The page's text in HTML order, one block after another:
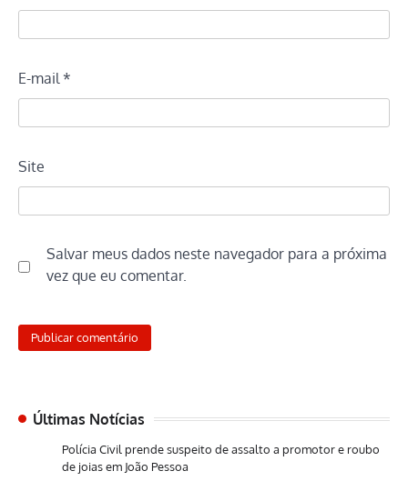
E-mail *
Site
Salvar meus dados neste navegador para a próxima
vez que eu comentar.
Últimas Notícias
Polícia Civil prende suspeito de assalto a promotor e roubo
de joias em João Pessoa